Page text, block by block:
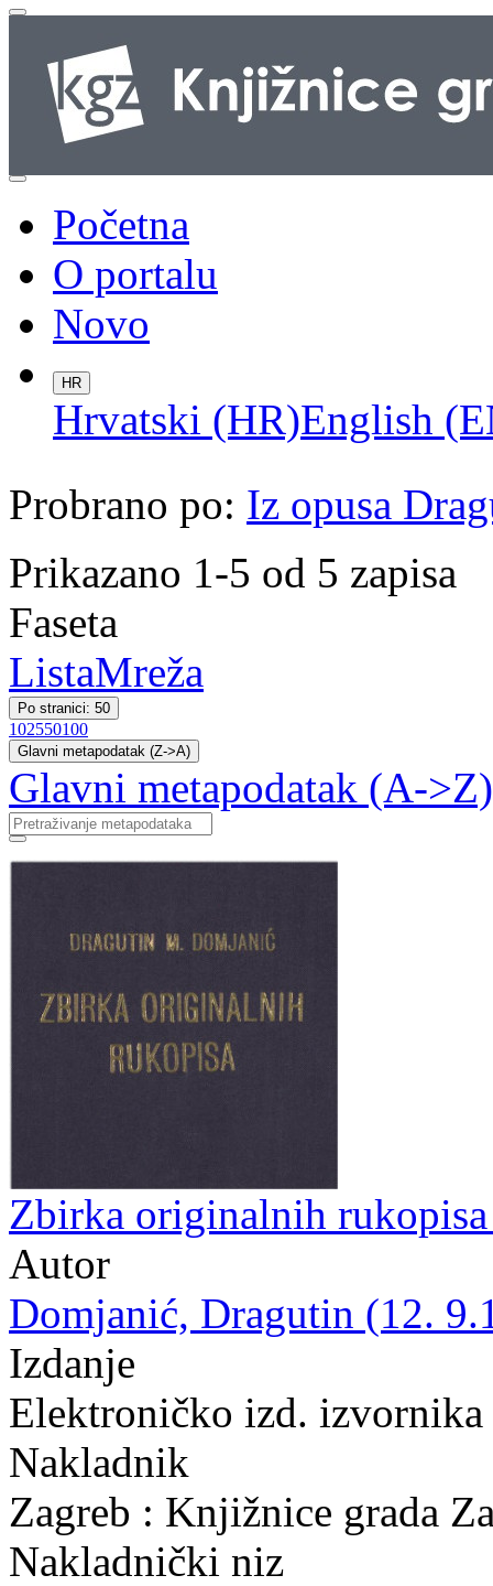
Početna
O portalu
Novo
HR
Hrvatski (HR)English
Probrano po: Iz opusa
Prikazano 1-5 od 5 zapisa
Faseta
ListaMreža
Po stranici: 50
102550100
Glavni metapodatak (Z->A)
Glavni metapodatak (A->Z)
Zbirka originalnih
Autor
Domjanić, Dragutin (12.
Izdanje
Elektroničko izd. izvornika
Nakladnik
Zagreb : Knjižnice grada
Nakladnički niz